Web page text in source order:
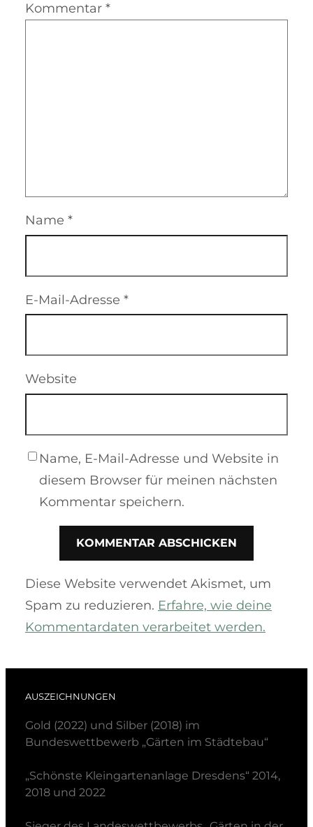
Kommentar *
Name *
E-Mail-Adresse *
Website
Name, E-Mail-Adresse und Website in
diesem Browser für meinen nächsten
Kommentar speichern.
Diese Website verwendet Akismet, um
Spam zu reduzieren. Erfahre, wie deine
Kommentardaten verarbeitet werden.
AUSZEICHNUNGEN
Gold (2022) und Silber (2018) im
Bundeswettbewerb „Gärten im Städtebau“
„Schönste Kleingartenanlage Dresdens“ 2014,
2018 und 2022